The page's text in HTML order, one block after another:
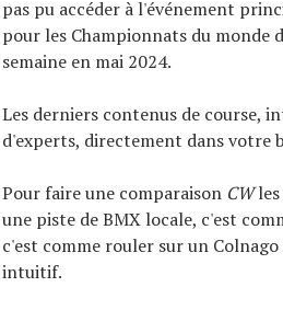
pas pu accéder à l'événement
pour les Championnats du monde
semaine en mai 2024.
Les derniers contenus de course,
d'experts, directement dans votre
Pour faire une comparaison CWles
une piste de BMX locale, c'est
c'est comme rouler sur un
intuitif.